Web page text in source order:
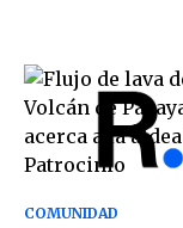
COMUNIDAD